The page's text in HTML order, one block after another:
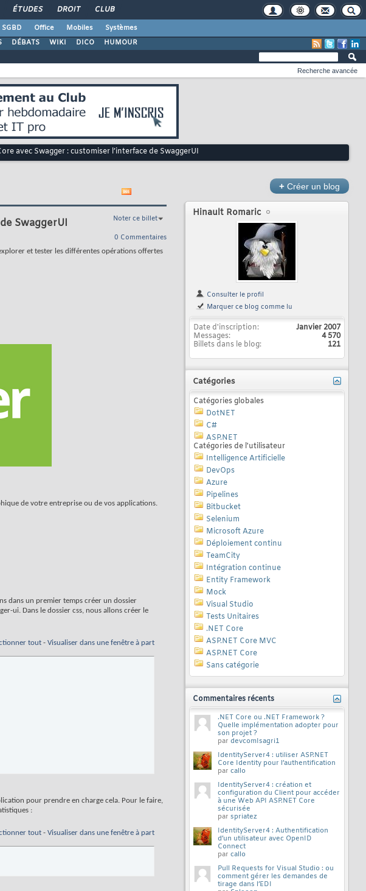
ÉTUDES DROIT CLUB
SGBD Office Mobiles
Systèmes
DÉBATS WIKI DICO HUMOUR
Recherche avancée
avec Swagger : customiser l’interface de SwaggerUI
SwaggerUI Noter ce billet
0 Commentaires
et tester les différentes opérations offertes
de votre entreprise ou de vos applications.
dans un premier temps créer un dossier
ui. Dans le dossier css, nous allons créer le
tout - Visualiser dans une fenêtre à part
pour prendre en charge cela. Pour le faire,
:
tout - Visualiser dans une fenêtre à part
+ Créer un blog
Hinault Romaric
Consulter le profil
Marquer ce blog comme lu
Date d'inscription
Janvier 2007
Messages
4 570
Billets dans le blog
121
Catégories
Catégories globales
DotNET
C#
ASP.NET
Catégories de l'utilisateur
Intelligence Artificielle
DevOps
Azure
Pipelines
Bitbucket
Selenium
Microsoft Azure
Déploiement continu
TeamCity
Intégration continue
Entity Framework
Mock
Visual Studio
Tests Unitaires
.NET Core
ASP.NET Core MVC
ASP.NET Core
Sans catégorie
Commentaires récents
.NET Core ou .NET Framework ?
Quelle implémentation adopter pour
son projet ?
par devcomIsagri1
IdentityServer4 : utiliser ASP.NET
Core Identity pour l’authentification
par callo
IdentityServer4 : création et
configuration du Client pour accéder
à une Web API ASP.NET Core
sécurisée
par spriatez
IdentityServer4 : Authentification
d’un utilisateur avec OpenID
Connect
par callo
Pull Requests for Visual Studio : ou
comment gérer les demandes de
tirage dans l’EDI